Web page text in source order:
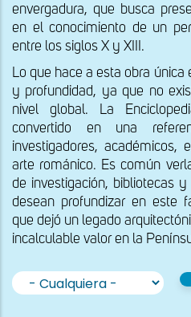
envergadura, que busca
en el conocimiento de un
entre los siglos X y XIII.
Lo que hace a esta obra
y profundidad, ya que no
nivel global. La
convertido en una
investigadores,
arte románico. Es común
de investigación, bibliotecas
desean profundizar en este
que dejó un legado
incalculable valor en la